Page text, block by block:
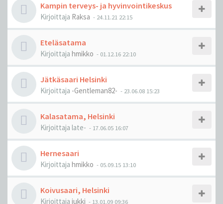
Kampin terveys- ja hyvinvointikeskus
Kirjoittaja Raksa - 24.11.21 22:15
Eteläsatama
Kirjoittaja hmikko - 01.12.16 22:10
Jätkäsaari Helsinki
Kirjoittaja -Gentleman82- - 23.06.08 15:23
Kalasatama, Helsinki
Kirjoittaja late- - 17.06.05 16:07
Hernesaari
Kirjoittaja hmikko - 05.09.15 13:10
Koivusaari, Helsinki
Kirjoittaja jukki - 13.01.09 09:36